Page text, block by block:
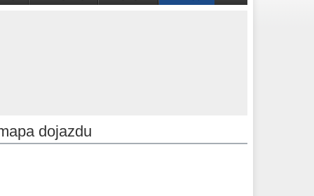
dojazdu